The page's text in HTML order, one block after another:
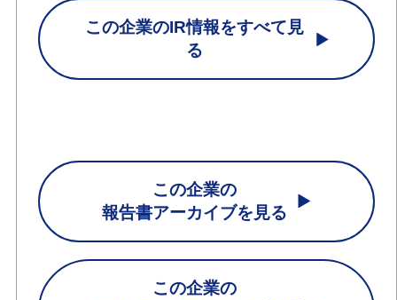
この企業のIR情報をすべて見
る
この企業の
報告書アーカイブを見る
この企業の